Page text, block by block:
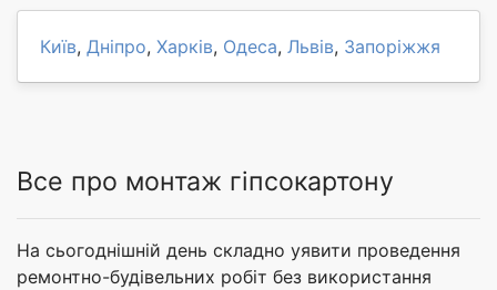
Київ, Дніпро, Харків, Одеса, Львів, Запоріжжя
Все про монтаж гіпсокартону
На сьогоднішній день складно уявити проведення
ремонтно-будівельних робіт без використання